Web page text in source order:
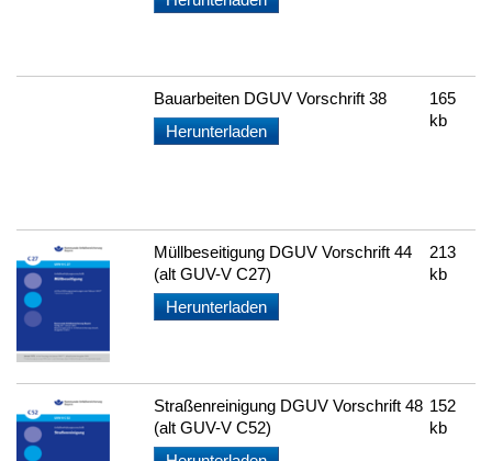
Bauarbeiten DGUV Vorschrift 38
Herunterladen
165
kb
Müllbeseitigung DGUV Vorschrift 44
(alt GUV-V C27)
Herunterladen
213
kb
Straßenreinigung DGUV Vorschrift 48
(alt GUV-V C52)
152
kb